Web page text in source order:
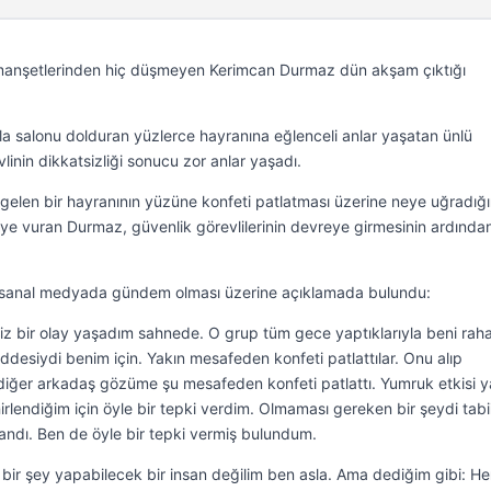
hiç düşmeyen Kerimcan Durmaz dün akşam çıktığı
salonu dolduran yüzlerce hayranına eğlenceli anlar yaşatan ünlü
dikkatsizliği sonucu zor anlar yaşadı.
bir hayranının yüzüne konfeti patlatması üzerine neye
vuran Durmaz, güvenlik görevlilerinin devreye girmesinin
medyada gündem olması üzerine açıklamada bulundu:
bir olay yaşadım sahnede. O grup tüm gece yaptıklarıyla beni
benim için. Yakın mesafeden konfeti patlattılar. Onu alıp
arkadaş gözüme şu mesafeden konfeti patlattı. Yumruk etkisi
için öyle bir tepki verdim. Olmaması gereken bir şeydi
Ben de öyle bir tepki vermiş bulundum.
şey yapabilecek bir insan değilim ben asla. Ama dediğim gibi: